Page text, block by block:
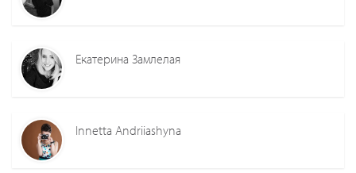
Екатерина Замлелая
Innetta Andriiashyna